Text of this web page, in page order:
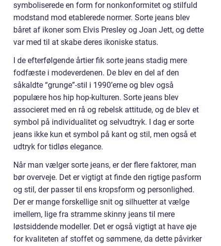
symboliserede en form for nonkonformitet og stilfuld
modstand mod etablerede normer. Sorte jeans blev
båret af ikoner som Elvis Presley og Joan Jett, og dette
var med til at skabe deres ikoniske status.
I de efterfølgende årtier fik sorte jeans stadig mere
fodfæste i modeverdenen. De blev en del af den
såkaldte “grunge”-stil i 1990’erne og blev også
populære hos hip hop-kulturen. Sorte jeans blev
associeret med en rå og rebelsk attitude, og de blev et
symbol på individualitet og selvudtryk. I dag er sorte
jeans ikke kun et symbol på kant og stil, men også et
udtryk for tidløs elegance.
Når man vælger sorte jeans, er der flere faktorer, man
bør overveje. Det er vigtigt at finde den rigtige pasform
og stil, der passer til ens kropsform og personlighed.
Der er mange forskellige snit og silhuetter at vælge
imellem, lige fra stramme skinny jeans til mere
løstsiddende modeller. Det er også vigtigt at have øje
for kvaliteten af stoffet og sømmene, da dette påvirker